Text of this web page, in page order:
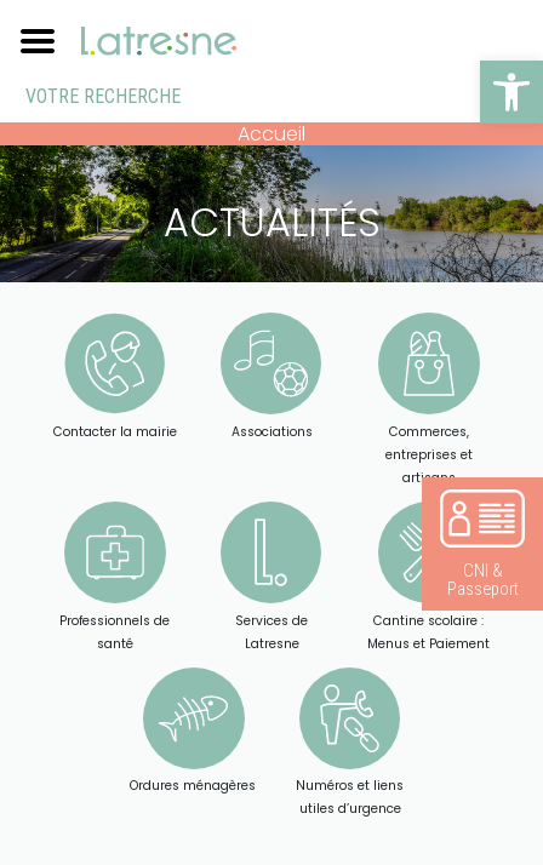
Accueil
ACTUALITÉS
Contacter la mairie Associations
Commerces,
entreprises et
artisans
Professionnels de
santé
Services de
Latresne
Cantine scolaire :
Menus et Paiement
Ordures ménagères
Numéros et liens
utiles d’urgence
CNI &
Passeport